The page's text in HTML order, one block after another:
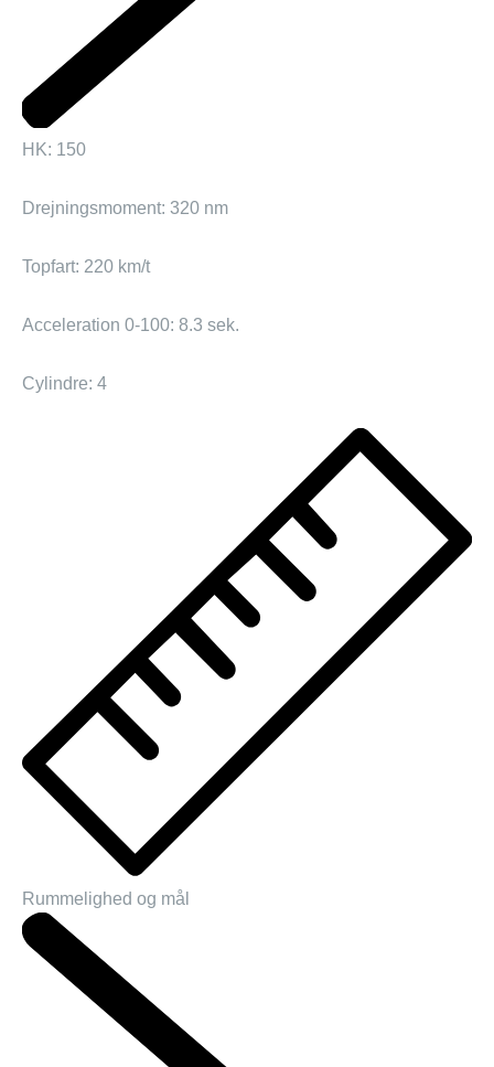
HK: 150
Drejningsmoment: 320 nm
Topfart: 220 km/t
Acceleration 0-100: 8.3 sek.
Cylindre: 4
Rummelighed og mål